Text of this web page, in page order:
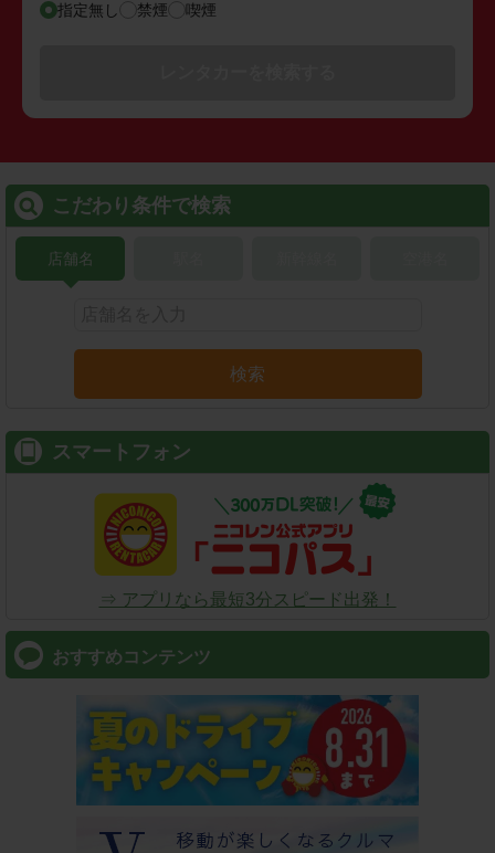
指定無し 禁煙 喫煙
こだわり条件で検索
店舗名
検索
スマートフォン
⇒ アプリなら最短3分スピード出発！
おすすめコンテンツ